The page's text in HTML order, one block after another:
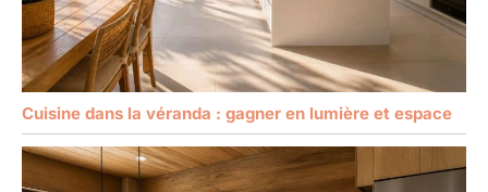
Cuisine dans la véranda : gagner en lumière et espace